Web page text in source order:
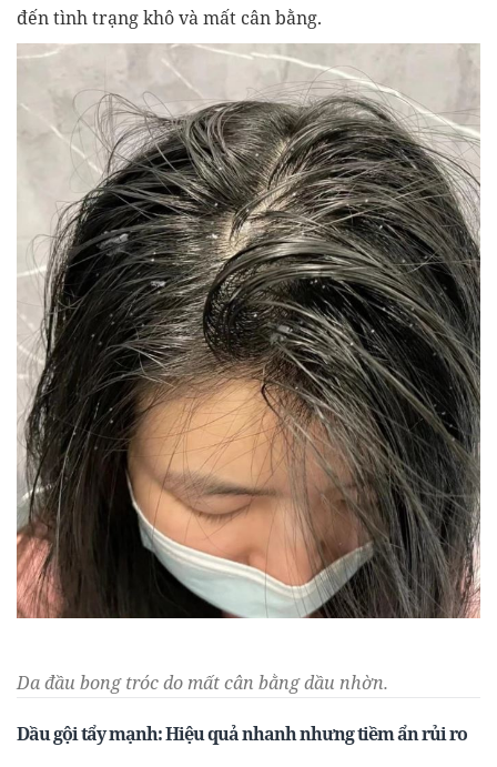
đến tình trạng khô và mất cân bằng.
Da đầu bong tróc do mất cân bằng dầu nhờn.
Dầu gội tẩy mạnh: Hiệu quả nhanh nhưng tiềm ẩn rủi ro